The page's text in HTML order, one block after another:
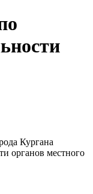
Кургана
органов местного